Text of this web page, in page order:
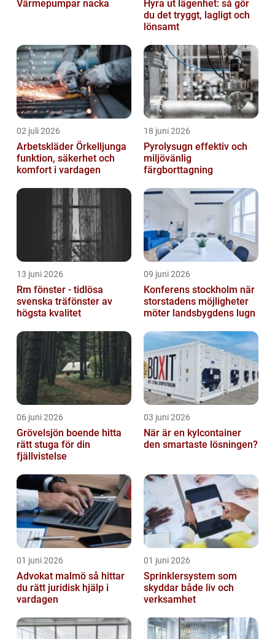
Värmepumpar nacka
Hyra ut lägenhet: så gör
du det tryggt, lagligt och
lönsamt
02 juli 2026
Arbetskläder Örkelljunga
funktion, säkerhet och
komfort i vardagen
18 juni 2026
Pyrolysugn effektiv och
miljövänlig
färgborttagning
13 juni 2026
Rm fönster - tidlösa
svenska träfönster av
högsta kvalitet
09 juni 2026
Konferens stockholm när
storstadens möjligheter
möter landsbygdens lugn
06 juni 2026
Grövelsjön boende hitta
rätt stuga för din
fjällvistelse
03 juni 2026
När är en kylcontainer
den smartaste lösningen?
01 juni 2026
Advokat malmö så hittar
du rätt juridisk hjälp i
vardagen
01 juni 2026
Sprinklersystem som
skyddar både liv och
verksamhet